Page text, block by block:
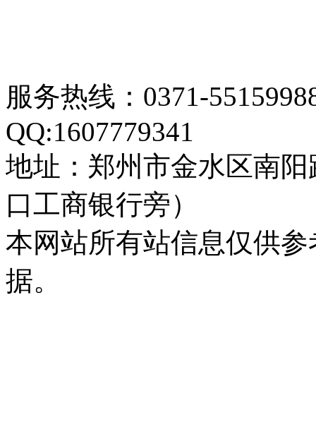
服务热线：0371-
QQ:1607779341
地址：郑州市金水区南
口工商银行旁）
本网站所有站信息仅供
据。